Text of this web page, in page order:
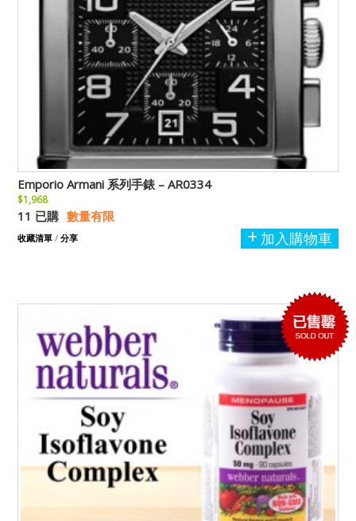
Emporio Armani 系列手錶 – AR0334
$1,968
11 已購 數量有限
加入購物車
收藏清單 / 分享